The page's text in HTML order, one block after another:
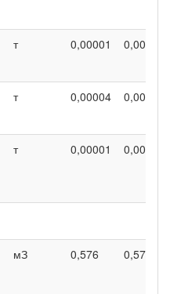
т 0,00001 0,00001
т 0,00004 0,00004
т 0,00001 0,00001
мЗ 0,576 0,576